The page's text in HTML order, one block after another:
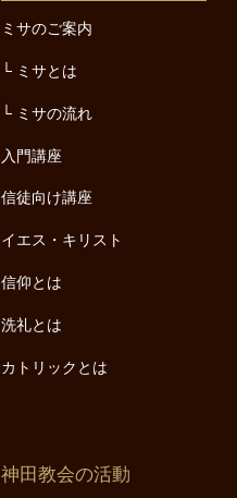
ミサのご案内
ミサとは
ミサの流れ
入門講座
信徒向け講座
イエス・キリスト
信仰とは
洗礼とは
カトリックとは
神田教会の活動